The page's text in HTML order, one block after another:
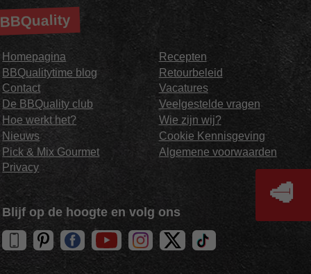
BBQuality
Homepagina
BBQualitytime blog
Contact
De BBQuality club
Hoe werkt het?
Nieuws
Pick & Mix Gourmet
Privacy
Recepten
Retourbeleid
Vacatures
Veelgestelde vragen
Wie zijn wij?
Cookie Kennisgeving
Algemene voorwaarden
Blijf op de hoogte en volg ons
🥩